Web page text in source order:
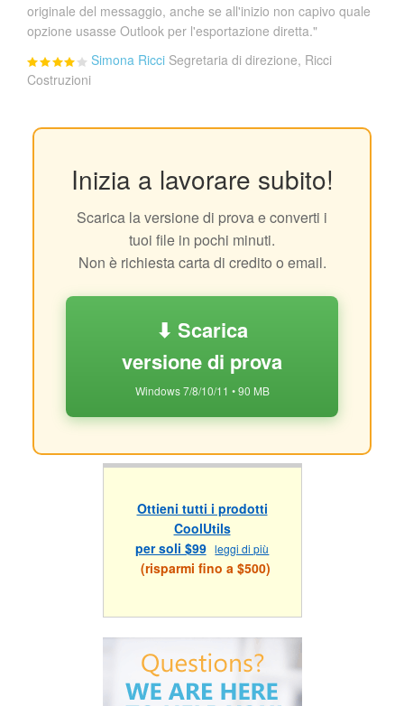
originale del messaggio, anche se all'inizio non capivo quale
opzione usasse Outlook per l'esportazione diretta."
Simona Ricci Segretaria di direzione, Ricci
Costruzioni
Inizia a lavorare subito!
Scarica la versione di prova e converti i
tuoi file in pochi minuti.
Non è richiesta carta di credito o email.
⬇ Scarica
versione di prova
Windows 7/8/10/11 • 90 MB
Ottieni tutti i prodotti
CoolUtils
per soli $99 leggi di più
(risparmi fino a $500)